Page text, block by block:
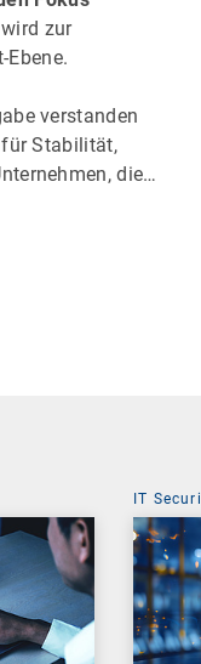
zur
verstanden
für Stabilität,
die…
IT